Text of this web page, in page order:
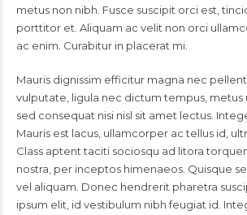
metus non nibh. Fusce suscipit orci est,
porttitor et. Aliquam ac velit non orci
ac enim. Curabitur in placerat mi.
Mauris dignissim efficitur magna nec
vulputate, ligula nec dictum tempus, metus
sed consequat nisi nisl sit amet lectus.
Mauris est lacus, ullamcorper ac tellus id,
Class aptent taciti sociosqu ad litora
nostra, per inceptos himenaeos. Quisque
vel aliquam. Donec hendrerit pharetra
ipsum elit, id vestibulum nibh feugiat id.